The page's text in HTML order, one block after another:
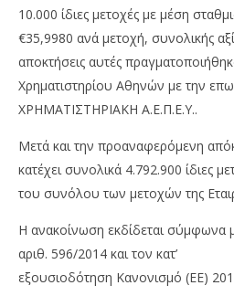
NOW
Μυτιληναίος: Στο 3,3542%
μετοχών
11/12/2023
press-
10.000 ίδιες μετοχές με μέση
€35,9980 ανά μετοχή, συνολικής
αποκτήσεις αυτές
Χρηματιστηρίου Αθηνών με την
ΧΡΗΜΑΤΙΣΤΗΡΙΑΚΗ Α.Ε.Π.Ε.Υ..
Μετά και την προαναφερόμενη
κατέχει συνολικά 4.792.900 ίδιες
του συνόλου των μετοχών της
Η ανακοίνωση εκδίδεται σύμφωνα
αριθ. 596/2014 και τον κατ’
εξουσιοδότηση Κανονισμό (ΕΕ)